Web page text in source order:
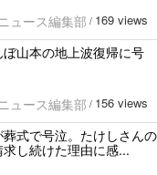
ュース編集部 / 169 views
山本の地上波復帰に号
ュース編集部 / 156 views
葬式で号泣。たけしさんの
し続けた理由に感...